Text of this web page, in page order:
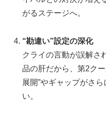
がるステージへ。
“勘違い”設定の深化
クライの言動が誤解さ
品の肝だから、第2ク
展開”やギャップがさ
い。